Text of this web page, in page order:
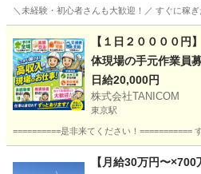
＼未経験・初心者さんも大歓迎！／ すぐに稼
大井町駅 建築
【１日２００００円
体現場の手元作業員
日給20,000円
株式会社TANICOM
東京駅
==========是非来てください！
東京駅 建築 給
【月給30万円〜